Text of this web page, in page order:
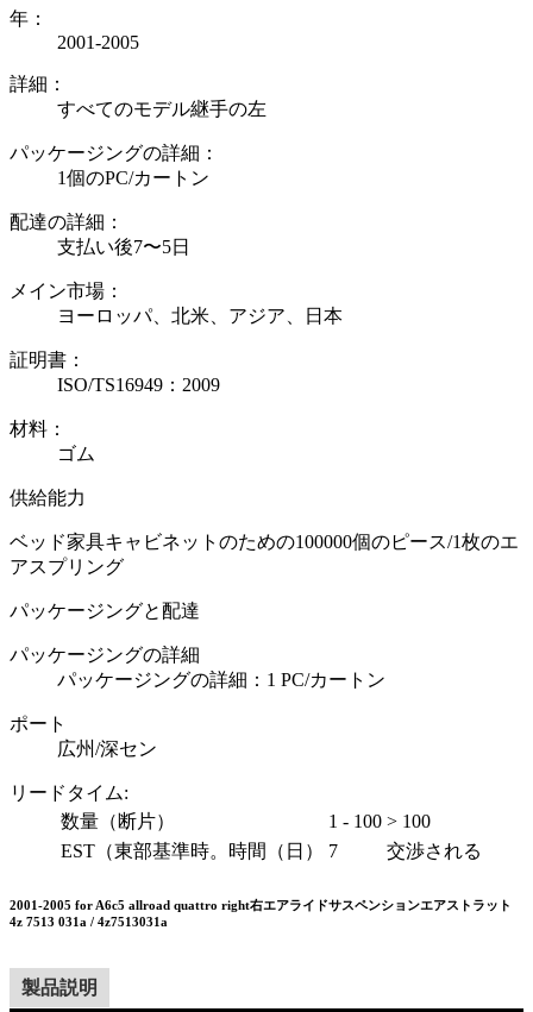
年：
2001-2005
詳細：
すべてのモデル継手の左
パッケージングの詳細：
1個のPC/カートン
配達の詳細：
支払い後7〜5日
メイン市場：
ヨーロッパ、北米、アジア、日本
証明書：
ISO/TS16949：2009
材料：
ゴム
供給能力
ベッド家具キャビネットのための100000個のピース​​/1枚のエ
アスプリング
パッケージングと配達
パッケージングの詳細
パッケージングの詳細：1 PC/カートン
ポート
広州/深セン
リードタイム:
数量（断片）
1 - 100 > 100
EST（東部基準時。時間（日）
7 交渉される
2001-2005 for A6c5 allroad quattro right右エアライドサスペンションエアストラット
4z 7513 031a / 4z7513031a
製品説明